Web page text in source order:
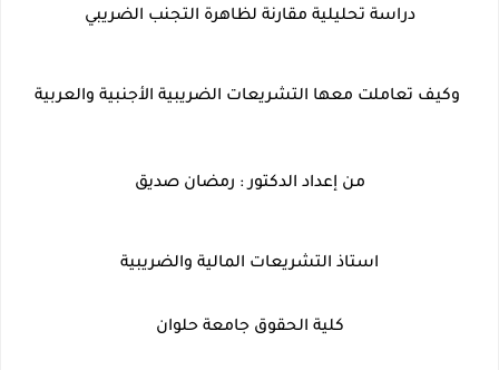
دراسة تحليلية مقارنة لظاهرة التجنب الضريبي
من إعداد الدكتور : رمضان صديق
استاذ التشريعات المالية والضريبية
كلية الحقوق جامعة حلوان